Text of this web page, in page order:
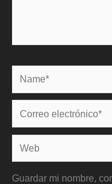
Name*
Correo
electrónico*
Web
Guardar mi nombre,